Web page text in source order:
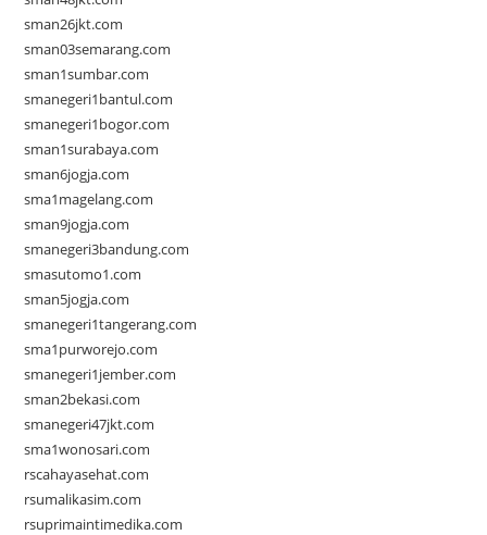
sman26jkt.com
sman03semarang.com
sman1sumbar.com
smanegeri1bantul.com
smanegeri1bogor.com
sman1surabaya.com
sman6jogja.com
sma1magelang.com
sman9jogja.com
smanegeri3bandung.com
smasutomo1.com
sman5jogja.com
smanegeri1tangerang.com
sma1purworejo.com
smanegeri1jember.com
sman2bekasi.com
smanegeri47jkt.com
sma1wonosari.com
rscahayasehat.com
rsumalikasim.com
rsuprimaintimedika.com